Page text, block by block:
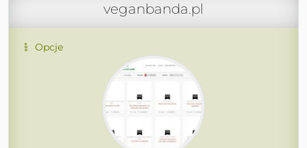
veganbanda.pl
Opcje